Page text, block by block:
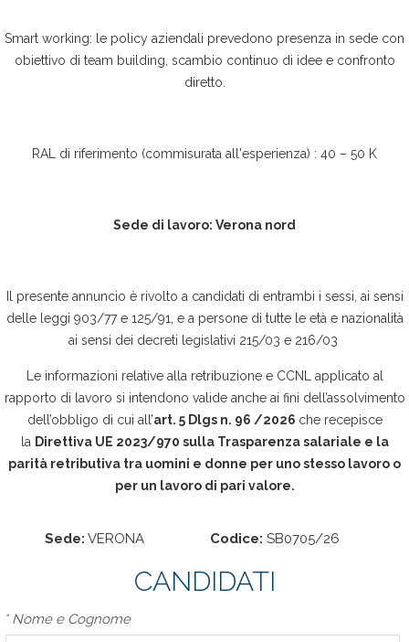
Smart working: le policy aziendali prevedono presenza in sede con
obiettivo di team building, scambio continuo di idee e confronto
diretto.
RAL di riferimento (commisurata all'esperienza) : 40 – 50 K
Sede di lavoro: Verona nord
Il presente annuncio è rivolto a candidati di entrambi i sessi, ai sensi
delle leggi 903/77 e 125/91, e a persone di tutte le età e nazionalità
ai sensi dei decreti legislativi 215/03 e 216/03
Le informazioni relative alla retribuzione e CCNL applicato al
rapporto di lavoro si intendono valide anche ai fini dell’assolvimento
dell’obbligo di cui all’art. 5 Dlgs n. 96 /2026 che recepisce
la Direttiva UE 2023/970 sulla Trasparenza salariale e la
parità retributiva tra uomini e donne per uno stesso lavoro o
per un lavoro di pari valore.
Sede: VERONA Codice: SB0705/26
CANDIDATI
*Nome e Cognome